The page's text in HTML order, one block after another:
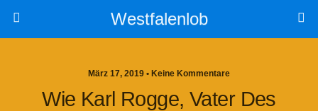
Westfalenlob
März 17, 2019 • Keine Kommentare
Wie Karl Rogge, Vater Des